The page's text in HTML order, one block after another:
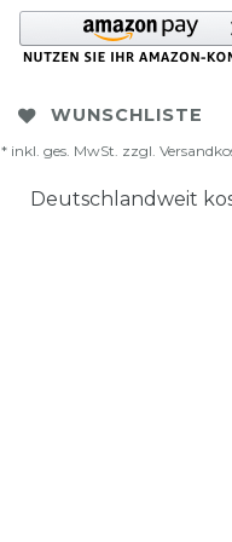
WUNSCHLISTE
* inkl. ges. MwSt. zzgl.
Deutschlandweit